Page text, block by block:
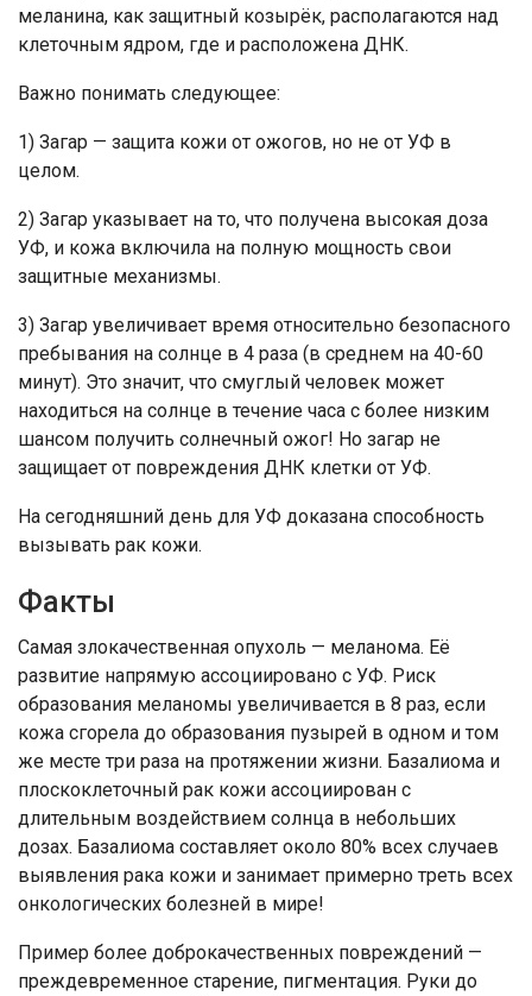
меланина, как защитный козырёк, располагаются над
клеточным ядром, где и расположена ДНК.
Важно понимать следующее:
1) Загар — защита кожи от ожогов, но не от УФ в
целом.
2) Загар указывает на то, что получена высокая доза
УФ, и кожа включила на полную мощность свои
защитные механизмы.
3) Загар увеличивает время относительно безопасного
пребывания на солнце в 4 раза (в среднем на 40-60
минут). Это значит, что смуглый человек может
находиться на солнце в течение часа с более низким
шансом получить солнечный ожог! Но загар не
защищает от повреждения ДНК клетки от УФ.
На сегодняшний день для УФ доказана способность
вызывать рак кожи.
Факты
Самая злокачественная опухоль — меланома. Её
развитие напрямую ассоциировано с УФ. Риск
образования меланомы увеличивается в 8 раз, если
кожа сгорела до образования пузырей в одном и том
же месте три раза на протяжении жизни. Базалиома и
плоскоклеточный рак кожи ассоциирован с
длительным воздействием солнца в небольших
дозах. Базалиома составляет около 80% всех случаев
выявления рака кожи и занимает примерно треть всех
онкологических болезней в мире!
Пример более доброкачественных повреждений —
преждевременное старение, пигментация. Руки до